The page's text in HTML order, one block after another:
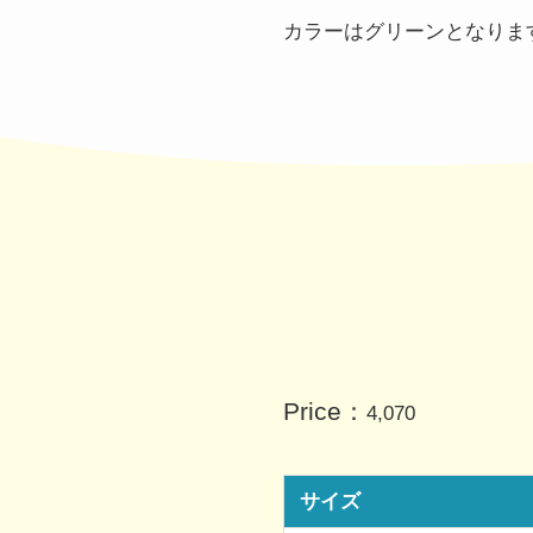
カラーはグリーンとなりま
Price： 4,070
サイズ